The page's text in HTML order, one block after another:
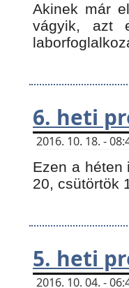
Akinek már
vágyik, azt
6. heti
2016. 10. 18. -
Ezen a héten
20, csütörtök
5. heti
2016. 10. 04. -